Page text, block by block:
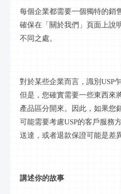
每個企業都需要一個獨特的銷
確保在「關於我們」頁面上說
不同之處。
對於某些企業而言，識別 USP
但是，您確實需要一些東西來
產品區分開來。因此，如果您
可能需要考慮USP的客戶服務
送達，或者退款保證可能是差
講述你的故事